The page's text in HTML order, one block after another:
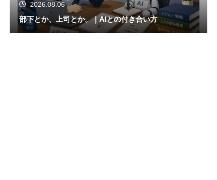
2026.08.06
部下とか、上司とか。｜AIとの付き合い方